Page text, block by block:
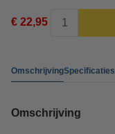
€ 22,95
OmschrijvingSpecificaties
Omschrijving